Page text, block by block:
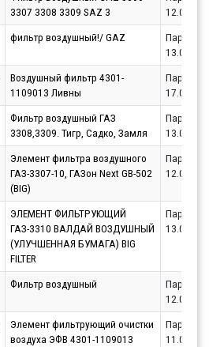
3307 3308 3309 SAZ 3
фильтр воздушный!/ GAZ
Партнёр
Воздушный фильтр 4301-
1109013 Ливны
Партнёр
Фильтр воздушный ГАЗ
3308,3309. Тигр, Садко, Замля
Партнёр
Элемент фильтра воздушного
ГАЗ-3307-10, ГАЗон Next GB-502
(BIG)
Партнёр
ЭЛЕМЕНТ ФИЛЬТРУЮЩИЙ
ГАЗ-3310 ВАЛДАЙ ВОЗДУШНЫЙ
(УЛУЧШЕННАЯ БУМАГА) BIG
FILTER
Партнёр
Фильтр воздушный
Партнёр
Элемент фильтрующий очистки
воздуха ЭФВ 4301-1109013
Партнёр